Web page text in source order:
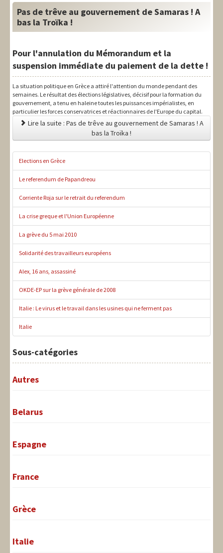
Pas de trêve au gouvernement de Samaras ! A
bas la Troïka !
Pour l'annulation du Mémorandum et la
suspension immédiate du paiement de la dette !
La situation politique en Grèce a attiré l'attention du monde pendant des
semaines. Le résultat des élections législatives, décisif pour la formation du
gouvernement, a tenu en haleine toutes les puissances impérialistes, en
particulier les forces conservatrices et réactionnaires de l'Europe du capital.
Lire la suite : Pas de trêve au gouvernement de Samaras ! A
bas la Troïka !
Elections en Grèce
Le referendum de Papandreou
Corriente Roja sur le retrait du referendum
La crise greque et l'Union Européenne
La grève du 5 mai 2010
Solidarité des travailleurs européens
Alex, 16 ans, assassiné
OKDE-EP sur la grève générale de 2008
Italie : Le virus et le travail dans les usines qui ne ferment pas
Italie
Sous-catégories
Autres
Belarus
Espagne
France
Grèce
Italie